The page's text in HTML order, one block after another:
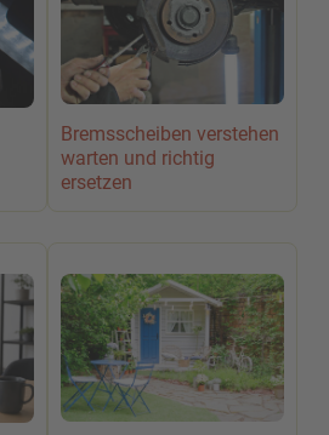
Bremsscheiben verstehen
warten und richtig
ersetzen